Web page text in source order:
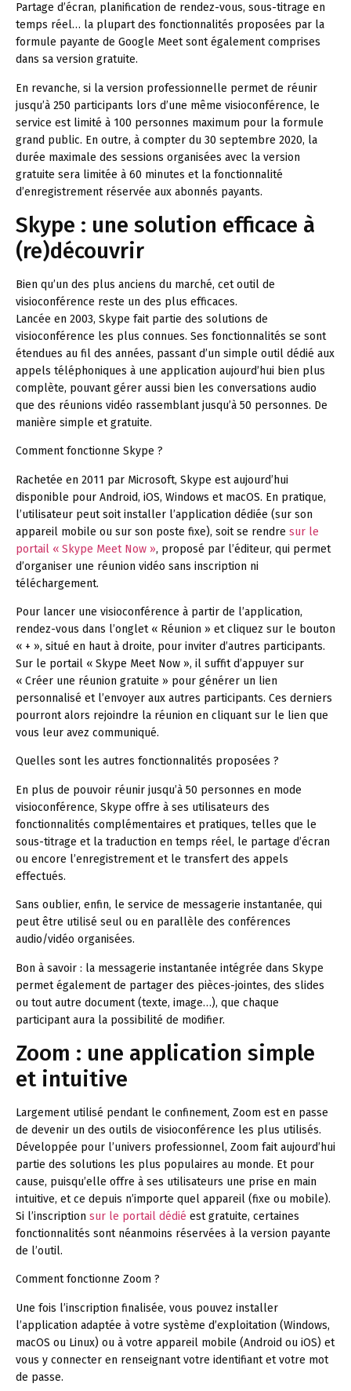
Partage d’écran, planification de rendez-vous, sous-titrage en
temps réel… la plupart des fonctionnalités proposées par la
formule payante de Google Meet sont également comprises
dans sa version gratuite.
En revanche, si la version professionnelle permet de réunir
jusqu’à 250 participants lors d’une même visioconférence, le
service est limité à 100 personnes maximum pour la formule
grand public. En outre, à compter du 30 septembre 2020, la
durée maximale des sessions organisées avec la version
gratuite sera limitée à 60 minutes et la fonctionnalité
d’enregistrement réservée aux abonnés payants.
Skype : une solution efficace à
(re)découvrir
Bien qu’un des plus anciens du marché, cet outil de
visioconférence reste un des plus efficaces.
Lancée en 2003, Skype fait partie des solutions de
visioconférence les plus connues. Ses fonctionnalités se sont
étendues au fil des années, passant d’un simple outil dédié aux
appels téléphoniques à une application aujourd’hui bien plus
complète, pouvant gérer aussi bien les conversations audio
que des réunions vidéo rassemblant jusqu’à 50 personnes. De
manière simple et gratuite.
Comment fonctionne Skype ?
Rachetée en 2011 par Microsoft, Skype est aujourd’hui
disponible pour Android, iOS, Windows et macOS. En pratique,
l’utilisateur peut soit installer l’application dédiée (sur son
appareil mobile ou sur son poste fixe), soit se rendre sur le
portail « Skype Meet Now », proposé par l’éditeur, qui permet
d’organiser une réunion vidéo sans inscription ni
téléchargement.
Pour lancer une visioconférence à partir de l’application,
rendez-vous dans l’onglet « Réunion » et cliquez sur le bouton
« + », situé en haut à droite, pour inviter d’autres participants.
Sur le portail « Skype Meet Now », il suffit d’appuyer sur
« Créer une réunion gratuite » pour générer un lien
personnalisé et l’envoyer aux autres participants. Ces derniers
pourront alors rejoindre la réunion en cliquant sur le lien que
vous leur avez communiqué.
Quelles sont les autres fonctionnalités proposées ?
En plus de pouvoir réunir jusqu’à 50 personnes en mode
visioconférence, Skype offre à ses utilisateurs des
fonctionnalités complémentaires et pratiques, telles que le
sous-titrage et la traduction en temps réel, le partage d’écran
ou encore l’enregistrement et le transfert des appels
effectués.
Sans oublier, enfin, le service de messagerie instantanée, qui
peut être utilisé seul ou en parallèle des conférences
audio/vidéo organisées.
Bon à savoir : la messagerie instantanée intégrée dans Skype
permet également de partager des pièces-jointes, des slides
ou tout autre document (texte, image…), que chaque
participant aura la possibilité de modifier.
Zoom : une application simple
et intuitive
Largement utilisé pendant le confinement, Zoom est en passe
de devenir un des outils de visioconférence les plus utilisés.
Développée pour l’univers professionnel, Zoom fait aujourd’hui
partie des solutions les plus populaires au monde. Et pour
cause, puisqu’elle offre à ses utilisateurs une prise en main
intuitive, et ce depuis n’importe quel appareil (fixe ou mobile).
Si l’inscription sur le portail dédié est gratuite, certaines
fonctionnalités sont néanmoins réservées à la version payante
de l’outil.
Comment fonctionne Zoom ?
Une fois l’inscription finalisée, vous pouvez installer
l’application adaptée à votre système d’exploitation (Windows,
macOS ou Linux) ou à votre appareil mobile (Android ou iOS) et
vous y connecter en renseignant votre identifiant et votre mot
de passe.